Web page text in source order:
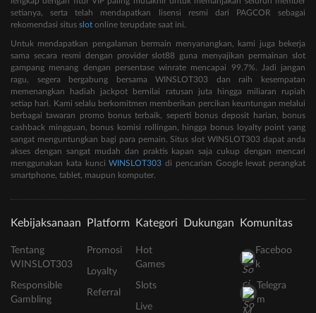
setianya, serta telah mendapatkan lisensi resmi dari PAGCOR sebagai
rekomendasi situs slot online terupdate saat ini.
Untuk mendapatkan pengalaman bermain menyanangkan, kami juga bekerja
sama secara resmi dengan provider slot88 guna menyajikan permainan slot
gampang menang dengan persentase winrate mencapai 99.7%. Jadi jangan
ragu, segera bergabung bersama WINSLOT303 dan raih kesempatan
memenangkan hadiah jackpot bernilai ratusan juta hingga miliaran rupiah
setiap hari. Kami selalu berkomitmen memberikan percikan keuntungan melalui
berbagai tawaran promo bonus terbaik, seperti bonus deposit harian, bonus
cashback mingguan, bonus komisi rollingan, hingga bonus loyalty point yang
sangat menguntungkan bagi para pemain. Situs slot WINSLOT303 dapat anda
akses dengan sangat mudah dan praktis kapan saja cukup dengan mencari
menggunakan kata kunciWINSLOT303 di pencarian Google lewat perangkat
smartphone, tablet, maupun komputer.
Kebijaksanaan
Tentang
WINSLOT303
Responsible
Gambling
Platform
Promosi
Loyalty
Referral
Kategori
Hot
Games
Slots
Live
Dukungan Komunitas
Faceboo
k
Telegra
m